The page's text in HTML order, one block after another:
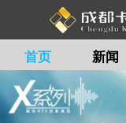
首页 新闻
留言